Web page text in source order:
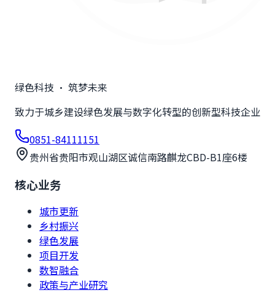
绿色科技 · 筑梦未来
致力于城乡建设绿色发展与数字化转型的创新型科技企业
0851-84111151
贵州省贵阳市观山湖区诚信南路麒龙CBD-B1座6楼
核心业务
城市更新
乡村振兴
绿色发展
项目开发
数智融合
政策与产业研究